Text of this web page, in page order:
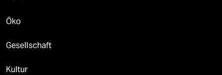
Öko
Gesellschaft
Kultur